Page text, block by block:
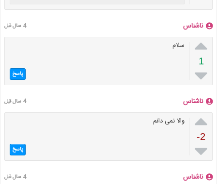
ناشناس 4 سال قبل

1

سلام
پاسخ
ناشناس 4 سال قبل

-2

والا نمی دانم
پاسخ
ناشناس 4 سال قبل